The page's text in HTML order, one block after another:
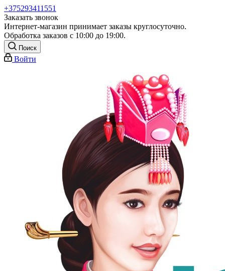
+375293411551
Заказать звонок
Интернет-магазин принимает заказы круглосуточно.
Обработка заказов с 10:00 до 19:00.
Поиск
Войти